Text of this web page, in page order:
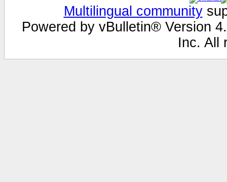
Multilingual community
Powered by vBulletin® Version
Inc. All